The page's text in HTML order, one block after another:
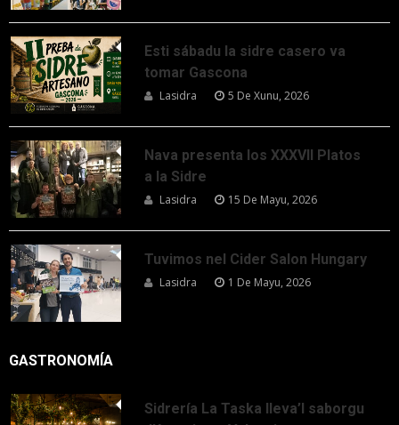
Esti sábadu la sidre casero va
tomar Gascona
Lasidra 5 De Xunu, 2026
Nava presenta los XXXVII Platos
a la Sidre
Lasidra 15 De Mayu, 2026
Tuvimos nel Cider Salon Hungary
Lasidra 1 De Mayu, 2026
GASTRONOMÍA
Sidrería La Taska lleva’l saborgu